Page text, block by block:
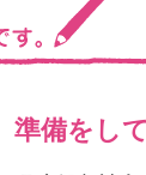
準備をし